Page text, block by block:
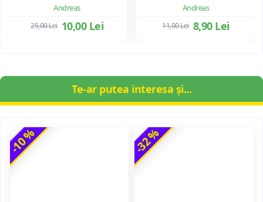
Andreas
10,00 Lei
25,00 Lei
Andreas
8,90 Lei
11,00 Lei
Te-ar putea interesa și...
-10 % -32 %